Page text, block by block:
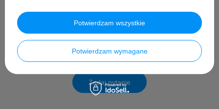
Potrzebujesz pomocy? Masz
pytania?
pytania i odpowiedzi publikując dla innych.
Zadaj pytanie
Potwierdzam wymagane
Potwierdzam wszystkie